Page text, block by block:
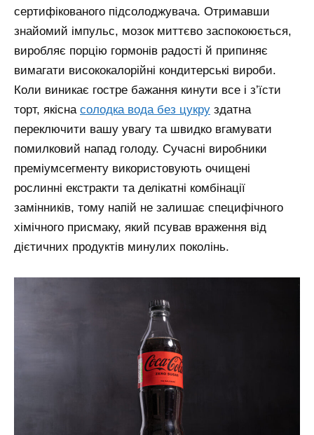
сертифікованого підсолоджувача. Отримавши
знайомий імпульс, мозок миттєво заспокоюється,
виробляє порцію гормонів радості й припиняє
вимагати висококалорійні кондитерські вироби.
Коли виникає гостре бажання кинути все і з’їсти
торт, якісна солодка вода без цукру здатна
переключити вашу увагу та швидко вгамувати
помилковий напад голоду. Сучасні виробники
преміумсегменту використовують очищені
рослинні екстракти та делікатні комбінації
замінників, тому напій не залишає специфічного
хімічного присмаку, який псував враження від
дієтичних продуктів минулих поколінь.